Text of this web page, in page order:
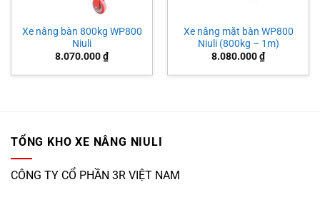
Xe nâng bàn 800kg WP800
Niuli
8.070.000₫
Xe nâng mặt bàn WP800
Niuli (800kg – 1m)
8.080.000₫
TỔNG KHO XE NÂNG NIULI
CÔNG TY CỔ PHẦN 3R VIỆT NAM